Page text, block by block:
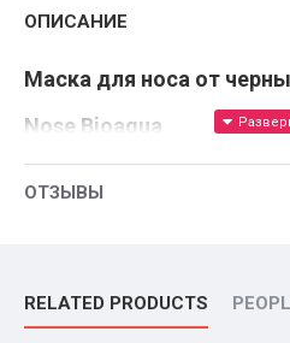
ОПИСАНИЕ
Маска для носа от
Nose Bioaqua
поры и убирает характерный
ОТЗЫВЫ
RELATED PRODUCTS